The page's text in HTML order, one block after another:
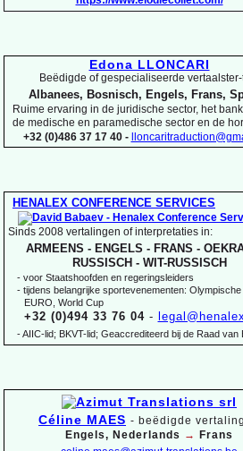
Edona LLONCARI
Beëdigde of gespecialiseerde vertaalster-
Albanees, Bosnisch, Engels, Frans,
Ruime ervaring in de juridische sector, het
de medische en paramedische sector en de
+32 (0)486 37 17 40 -
HENALEX CONFERENCE SERVICES
Sinds 2008 vertalingen of interpretaties in:
ARMEENS - ENGELS - FRANS -
RUSSISCH -WIT-RUSSISCH
- voor Staatshoofden en regeringsleiders
- tijdens belangrijke sportevenementen: Olympische
EURO, World Cup
+32 (0)494 33 76 04-
-AIIC-lid; BKVT-lid; Geaccrediteerd bij de Raad van
Céline MAES - beëdigde
Engels, Nederlands →
Frans